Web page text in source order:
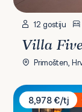
12 gostiju
Villa
Primošten,
Villa Sara i
8,978 €/tj